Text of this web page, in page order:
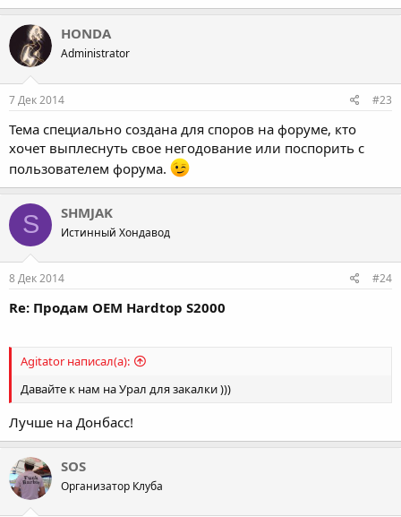
HONDA
Administrator
7 Дек 2014 #23
Тема специально создана для споров на форуме, кто
хочет выплеснуть свое негодование или поспорить с
пользователем форума.
S SHMJAK
Истинный Хондавод
8 Дек 2014 #24
Re: Продам OEM Hardtop S2000
Agitator написал(а):
Давайте к нам на Урал для закалки )))
Лучше на Донбасс!
SOS
Организатор Клуба